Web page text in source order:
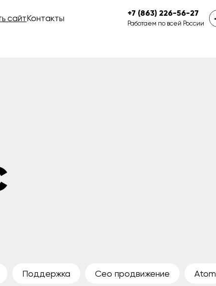
сайтКонтакты +7 (863) 226-56-27
Работаем по всей России
Поддержка Сео продвижение Atom